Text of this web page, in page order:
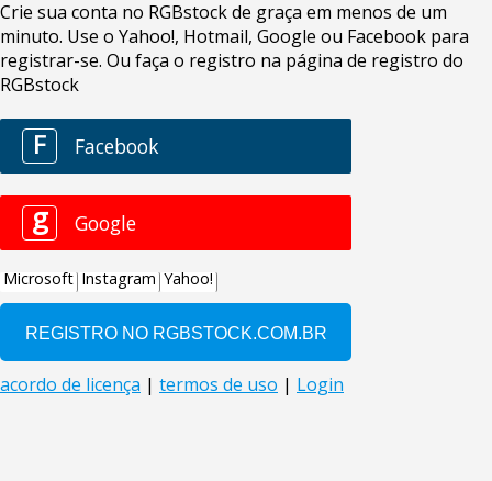
Crie sua conta no RGBstock de graça em menos de um
minuto. Use o Yahoo!, Hotmail, Google ou Facebook para
registrar-se. Ou faça o registro na página de registro do
RGBstock
F Facebook
g Google
Microsoft Instagram Yahoo!
acordo de licença | termos de uso | Login